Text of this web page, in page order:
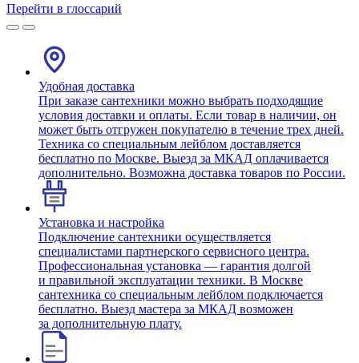
Перейти в глоссарий
Удобная доставка
При заказе сантехники можно выбрать подходящие
условия доставки и оплаты. Если товар в наличии, он
может быть отгружен покупателю в течение трех дней.
Техника со специальным лейблом доставляется
бесплатно по Москве. Выезд за МКАД оплачивается
дополнительно. Возможна доставка товаров по России.
Установка и настройка
Подключение сантехники осуществляется
специалистами партнерского сервисного центра.
Профессиональная установка — гарантия долгой
и правильной эксплуатации техники. В Москве
сантехника со специальным лейблом подключается
бесплатно. Выезд мастера за МКАД возможен
за дополнительную плату.